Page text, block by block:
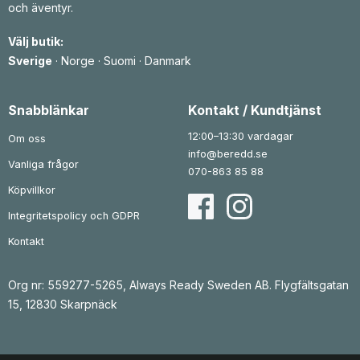
och äventyr.
Välj butik:
Sverige · Norge · Suomi · Danmark
Snabblänkar
Om oss
Vanliga frågor
Köpvillkor
Integritetspolicy och GDPR
Kontakt
Kontakt / Kundtjänst
12:00–13:30 vardagar
info@beredd.se
070-863 85 88
Org nr: 559277-5265, Always Ready Sweden AB. Flygfältsgatan
15, 12830 Skarpnäck